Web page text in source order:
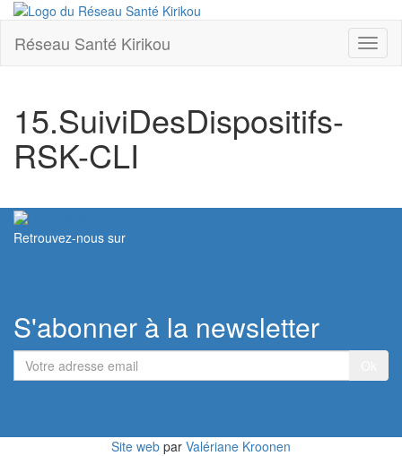
Réseau Santé Kirikou
15.SuiviDesDispositifs-
RSK-CLI
Retrouvez-nous sur
S'abonner à la newsletter
Votre
adresse
Site web par Valériane Kroonen